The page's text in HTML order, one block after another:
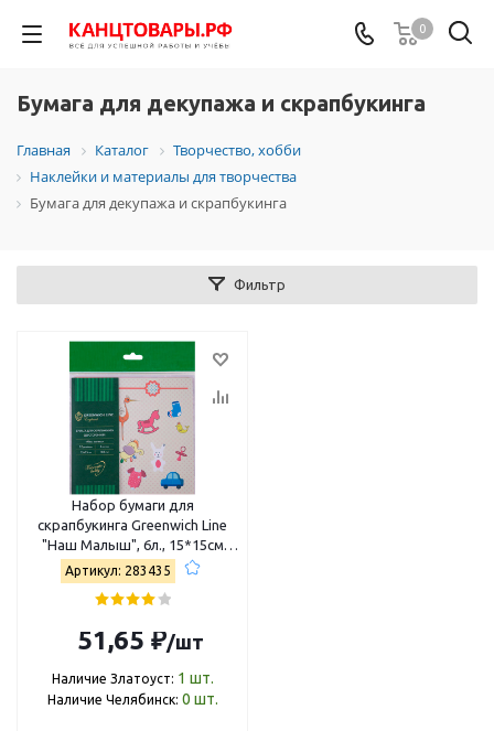
0
Бумага для декупажа и скрапбукинга
Главная Каталог
Творчество, хобби
Наклейки и материалы для творчества
Бумага для декупажа и скрапбукинга
Фильтр
Набор бумаги для
скрапбукинга Greenwich Line
"Наш Малыш", 6л., 15*15см
БС_22868
Артикул: 283435
51,65 ₽/шт
Наличие Златоуст: 1 шт.
Наличие Челябинск: 0 шт.